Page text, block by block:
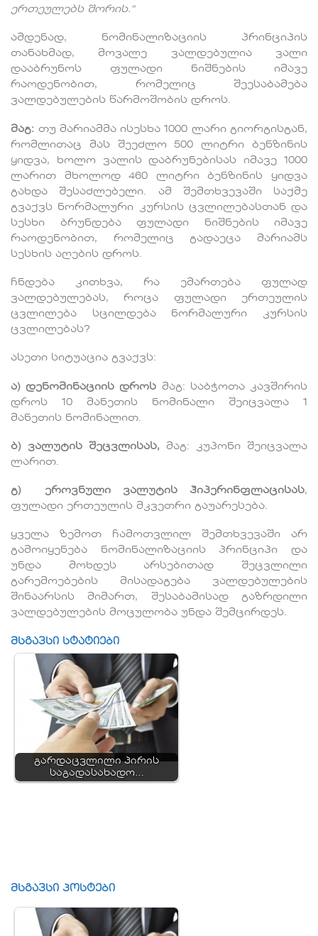
ერთეულებს შორის.“
ამდენად, ნომინალიზაციის პრინციპის
თანახმად, მოვალე ვალდებულია ვალი
დააბრუნოს ფულადი ნიშნების იმავე
რაოდენობით, რომელიც შეესაბამება
ვალდებულების წარმოშობის დროს.
მაგ: თუ მარიამმა ისესხა 1000 ლარი გიორგისგან,
რომლითაც მას შეეძლო 500 ლიტრი ბენზინის
ყიდვა, ხოლო ვალის დაბრუნებისას იმავე 1000
ლარით მხოლოდ 460 ლიტრი ბენზინის ყიდვა
გახდა შესაძლებელი. ამ შემთხვევაში საქმე
გვაქვს ნორმალური კურსის ცვლილებასთან და
სესხი ბრუნდება ფულადი ნიშნების იმავე
რაოდენობით, რომელიც გადაეცა მარიამს
სესხის აღების დროს.
ჩნდება კითხვა, რა ემართება ფულად
ვალდებულებას, როცა ფულადი ერთეულის
ცვლილება სცილდება ნორმალური კურსის
ცვლილებას?
ასეთი სიტუაცია გვაქვს:
ა) დენომინაციის დროს მაგ: საბჭოთა კავშირის
დროს 10 მანეთის ნომინალი შეიცვალა 1
მანეთის ნომინალით.
ბ) ვალუტის შეცვლისას, მაგ: კუპონი შეიცვალა
ლარით.
გ) ეროვნული ვალუტის ჰიპერინფლაცისას,
ფულადი ერთეულის მკვეთრი გაუარესება.
ყველა ზემოთ ჩამოთვლილ შემთხვევაში არ
გამოიყენება ნომინალიზაციის პრინციპი და
უნდა მოხდეს არსებითად შეცვლილი
გარემოებების მისადაგება ვალდებულების
შინაარსის მიმართ, შესაბამისად გაზრდილი
ვალდებულების მოცულობა უნდა შემცირდეს.
მსგავსი სტატიები
გარდაცვლილი პირის
საგადასახადო…
მსგავსი პოსტები